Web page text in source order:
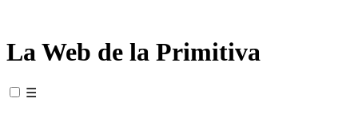
La Web de la Primitiva
☰